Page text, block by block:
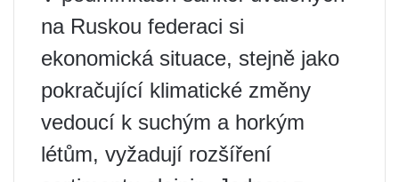
na Ruskou federaci si
ekonomická situace, stejně jako
pokračující klimatické změny
vedoucí k suchým a horkým
létům, vyžadují rozšíření